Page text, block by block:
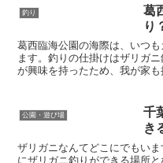
な
で
釣り
葛
り
葛西臨海公園の海際は、いつ
ます。釣りの仕掛けはザリガ
が興味を持ったため、我が家
公園・遊び場
千
き
ザリガニなんてどこにでもい
にザリガニ釣りができる場所